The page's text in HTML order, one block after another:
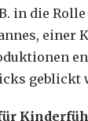
in die
einer
geblickt